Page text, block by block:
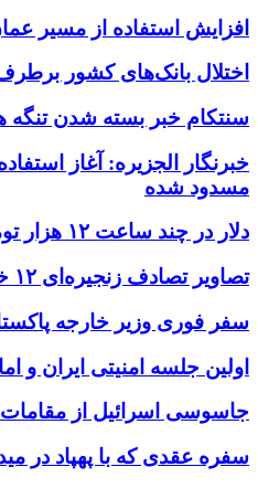
افزایش استفاده از مسیر
اختلال بانک‌های کشور
سنتکام خبر بسته شدن تنگه
خبرنگار الجزیره: آغاز
مسدود شده
دلار در چند ساعت ۱۲ هزار تومان عقب‌نشینی کرد
تصاویر تصادف زنجیره‌ای ۱۲ خودرو در تهران
سفر فوری وزیر خارجه
اولین جلسه امنیتی ایران و
جاسوسی اسرائیل از
سفره عقدی که با پهپاد در